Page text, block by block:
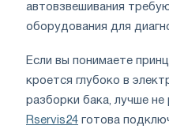
автовзвешивания
оборудования для
Если вы понимаете
кроется глубоко в
разборки бака, лучше не
Rservis24 готова